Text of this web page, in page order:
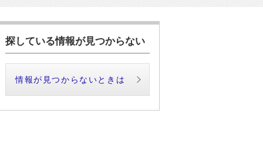
探している情報が見つからない
情報が見つからないときは